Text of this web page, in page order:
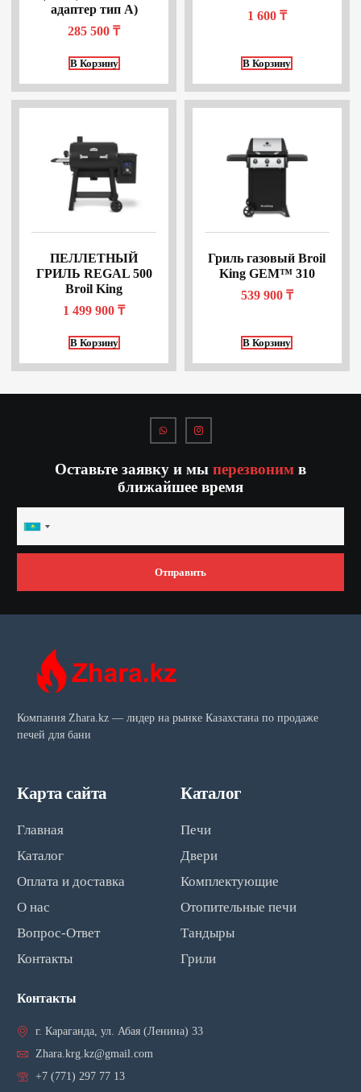
адаптер тип А)
285 500₸
В Корзину
1 600 ₸
В Корзину
ПЕЛЛЕТНЫЙ
ГРИЛЬ REGAL 500
Broil King
1 499 900₸
В Корзину
Гриль газовый Broil
King GEM™ 310
539 900 ₸
В Корзину
Оставьте заявку и мы перезвоним в
ближайшее время
Kazakhstan
+7
Отправить
Компания Zhara.kz — лидер на рынке Казахстана по продаже
печей для бани
Карта сайта
Главная
Каталог
Оплата и доставка
О нас
Вопрос-Ответ
Контакты
Каталог
Печи
Двери
Комплектующие
Отопительные печи
Тандыры
Грили
Контакты
г. Караганда, ул. Абая (Ленина) 33
Zhara.krg.kz@gmail.com
+7 (771) 297 77 13